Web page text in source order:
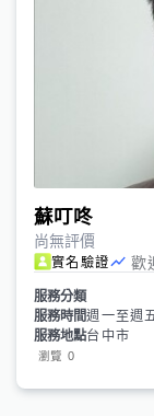
蘇叮咚
尚無評價
實名驗證 歡
服務分類
服務時間週一至週
服務地點台中市
瀏覽 0